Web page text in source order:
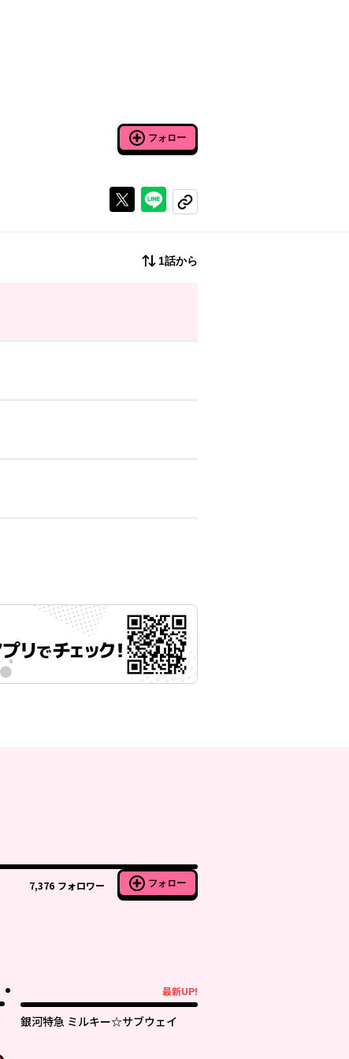
フォロー
Xで投稿するラインでシェアする
コピーする
1話から
7,376 フォロワー フォロー
最新UP!
銀河特急 ミルキー☆サブウェイ